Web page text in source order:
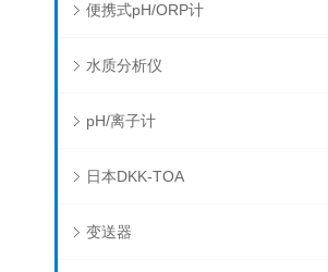
便携式pH/ORP计
水质分析仪
pH/离子计
日本DKK-TOA
变送器